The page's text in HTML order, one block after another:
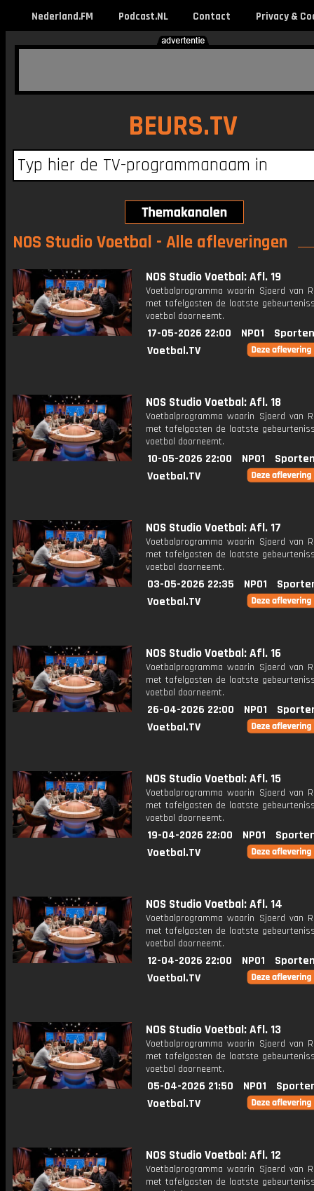
Nederland.FM Podcast.NL Contact Privacy &
BEURS.TV
NOS Studio Voetbal - Alle afleveringen
NOS Studio Voetbal: Afl. 19
Voetbalprogramma waarin Sjoerd van
met tafelgasten de laatste
voetbal doorneemt.
17-05-2026 22:00 NPO1
Voetbal.TV
NOS Studio Voetbal: Afl. 18
Voetbalprogramma waarin Sjoerd van
met tafelgasten de laatste
voetbal doorneemt.
10-05-2026 22:00 NPO1
Voetbal.TV
NOS Studio Voetbal: Afl. 17
Voetbalprogramma waarin Sjoerd van
met tafelgasten de laatste
voetbal doorneemt.
03-05-2026 22:35 NPO1
Voetbal.TV
NOS Studio Voetbal: Afl. 16
Voetbalprogramma waarin Sjoerd van
met tafelgasten de laatste
voetbal doorneemt.
26-04-2026 22:00 NPO1
Voetbal.TV
NOS Studio Voetbal: Afl. 15
Voetbalprogramma waarin Sjoerd van
met tafelgasten de laatste
voetbal doorneemt.
19-04-2026 22:00 NPO1
Voetbal.TV
NOS Studio Voetbal: Afl. 14
Voetbalprogramma waarin Sjoerd van
met tafelgasten de laatste
voetbal doorneemt.
12-04-2026 22:00 NPO1
Voetbal.TV
NOS Studio Voetbal: Afl. 13
Voetbalprogramma waarin Sjoerd van
met tafelgasten de laatste
voetbal doorneemt.
05-04-2026 21:50 NPO1
Voetbal.TV
NOS Studio Voetbal: Afl. 12
Voetbalprogramma waarin Sjoerd van
met tafelgasten de laatste